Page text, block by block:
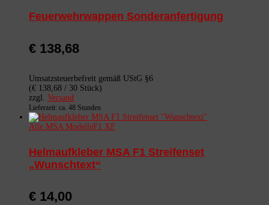
Feuerwehrwappen Sonderanfertigung
€ 138,68
Umsatzsteuerbefreit gemäß UStG §6
(€ 138,68 / 30 Stück)
zzgl. Versand
Lieferzeit: ca. 48 Stunden
Alle MSA Modelle F1 XF
Helmaufkleber MSA F1 Streifenset
„Wunschtext“
€ 14,00